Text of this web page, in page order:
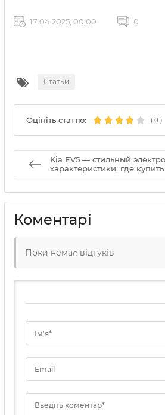
17 04 2025, 00:00 0
Статьи
Оцініть статтю: ( 0 )
Kia EV5 — стильный
характеристики, где купить
Коментарі
Поки немає відгуків
Ім'я*
Email
Введіть коментар*